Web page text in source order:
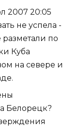
2007 20:05
не успела -
разметали по
Куба
на севере и
Белорецк?